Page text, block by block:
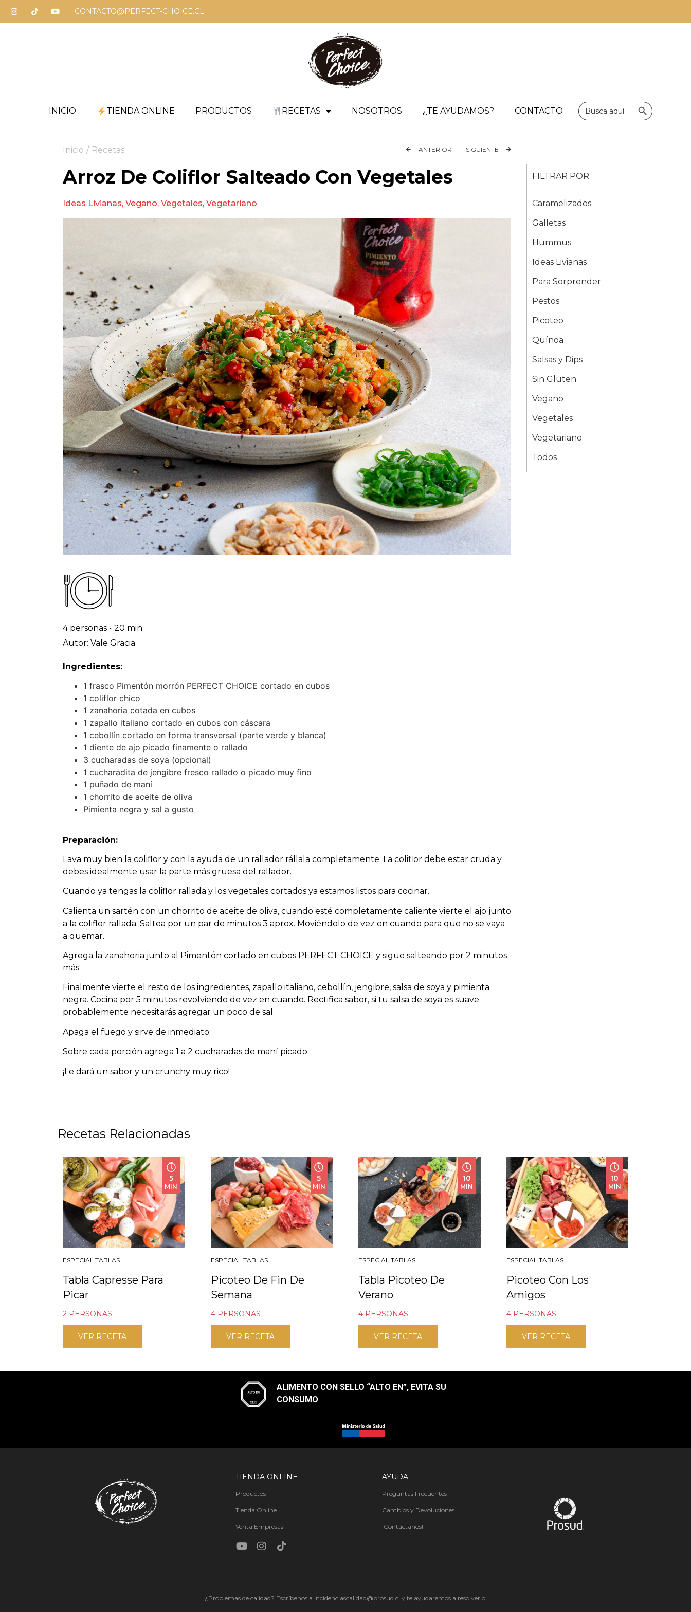
CONTACTO@PERFECT-CHOICE.CL
INICIO TIENDA ONLINE PRODUCTOS RECETAS NOSOTROS ¿TE AYUDAMOS? CONTACTO
Buscar: Botón de
Inicio / Recetas ANTERIOR SIGUIENTE
Arroz De Coliflor Salteado Con Vegetales
Ideas Livianas, Vegano, Vegetales, Vegetariano
4 personas • 20 min
Autor: Vale Gracia
Ingredientes:
1 frasco Pimentón morrón PERFECT CHOICE cortado en cubos
1 coliflor chico
1 zanahoria cotada en cubos
1 zapallo italiano cortado en cubos con cáscara
1 cebollín cortado en forma transversal (parte verde y blanca)
1 diente de ajo picado finamente o rallado
3 cucharadas de soya (opcional)
1 cucharadita de jengibre fresco rallado o picado muy fino
1 puñado de maní
1 chorrito de aceite de oliva
Pimienta negra y sal a gusto
Preparación:
Lava muy bien la coliflor y con la ayuda de un rallador rállala completamente. La coliflor debe estar cruda y
debes idealmente usar la parte más gruesa del rallador.
Cuando ya tengas la coliflor rallada y los vegetales cortados ya estamos listos para cocinar.
Calienta un sartén con un chorrito de aceite de oliva, cuando esté completamente caliente vierte el ajo junto
a la coliflor rallada. Saltea por un par de minutos 3 aprox. Moviéndolo de vez en cuando para que no se vaya
a quemar.
Agrega la zanahoria junto al Pimentón cortado en cubos PERFECT CHOICE y sigue salteando por 2 minutos
más.
Finalmente vierte el resto de los ingredientes, zapallo italiano, cebollín, jengibre, salsa de soya y pimienta
negra. Cocina por 5 minutos revolviendo de vez en cuando. Rectifica sabor, si tu salsa de soya es suave
probablemente necesitarás agregar un poco de sal.
Apaga el fuego y sirve de inmediato.
Sobre cada porción agrega 1 a 2 cucharadas de maní picado.
¡Le dará un sabor y un crunchy muy rico!
FILTRAR POR
Caramelizados
Galletas
Hummus
Ideas Livianas
Para Sorprender
Pestos
Picoteo
Quínoa
Salsas y Dips
Sin Gluten
Vegano
Vegetales
Vegetariano
Todos
Recetas Relacionadas
5
MIN
ESPECIAL TABLAS
Tabla Capresse Para
Picar
2 PERSONAS
VER RECETA
5
MIN
ESPECIAL TABLAS
Picoteo De Fin De
Semana
4 PERSONAS
VER RECETA
10
MIN
ESPECIAL TABLAS
Tabla Picoteo De
Verano
4 PERSONAS
VER RECETA
10
MIN
ESPECIAL TABLAS
Picoteo Con Los
Amigos
4 PERSONAS
VER RECETA
ALIMENTO CON SELLO “ALTO EN”, EVITA SU
CONSUMO​
TIENDA ONLINE
Productos
Tienda Online
Venta Empresas
AYUDA
Preguntas Frecuentes
Cambios y Devoluciones
¡Contáctanos!
¿Problemas de calidad? Escríbenos a incidenciascalidad@prosud.cl y te ayudaremos a resolverlo.